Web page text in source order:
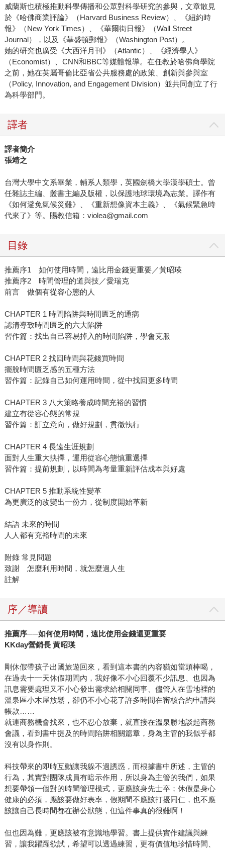
威蘭斯也積極推動科學傳播和公眾對科學研究的參與，文章散見
於《哈佛商業評論》（Harvard Business Review）、《紐約時
報》（New York Times）、《華爾街日報》（Wall Street
Journal），以及《華盛頓郵報》（Washington Post）。
她的研究也廣受《大西洋月刊》（Atlantic）、《經濟學人》
（Economist）、CNN和BBC等媒體報導。在任教於哈佛商學院
之前，她在英屬哥倫比亞省公共服務處的政策、創新與參與室
（Policy, Innovation, and Engagement Division）並共同創立了行
為科學部門。
譯者
譯者簡介
張靖之
台灣大學中文系畢業，輔系人類學，英國劍橋大學漢學碩士。曾
任雜誌主編、叢書主編及版權，以保護地球環境為志業。譯作有
《如何避免氣候災難》、《重新想像資本主義》、《氣候緊急時
代來了》等。賜教信箱：violea@gmail.com
目錄
推薦序1 如何使用時間，遠比用金錢更重要／黃昭瑛
推薦序2 時間管理的道與技／愛瑞克
前言 做個有從容心態的人
CHAPTER 1 時間陷阱與時間匱乏的通病
認清導致時間匱乏的六大陷阱
習作篇：找出自己容易掉入的時間陷阱，學會克服
CHAPTER 2 找回時間與花錢買時間
擺脫時間匱乏感的五種方法
習作篇：記錄自己如何運用時間，從中找回更多時間
CHAPTER 3 八大策略養成時間充裕的習慣
建立有從容心態的常規
習作篇：訂立意向，做好規劃，貫徹執行
CHAPTER 4 長遠生涯規劃
面對人生重大抉擇，運用從容心態慎重選擇
習作篇：提前規劃，以時間為考量重新評估成本與好處
CHAPTER 5 推動系統性變革
為更廣泛的改變出一份力，從制度開始革新
結語 未來的時間
人人都有充裕時間的未來
附錄 常見問題
致謝 怎麼利用時間，就怎麼過人生
註解
序／導讀
推薦序──如何使用時間，遠比使用金錢還更重要
KKday營銷長 黃昭瑛
剛休假帶孩子出國旅遊回來，看到這本書的內容猶如當頭棒喝，
在過去十一天休假期間內，我好像不小心回覆不少訊息、也因為
訊息需要處理又不小心發出需求給相關同事、儘管人在雪地裡的
溫泉區小木屋放鬆，卻仍不小心花了許多時間在審核合約申請與
帳款……
就連商務機會找來，也不忍心放棄，就直接在溫泉勝地談起商務
會議，看到書中提及的時間陷阱相關篇章，身為主管的我似乎都
沒有以身作則。
科技帶來的即時互動讓我躲不過誘惑，而根據書中所述，主管的
行為，其實對團隊成員有暗示作用，所以身為主管的我們，如果
想要帶領一個對的時間管理模式，更應該身先士卒；休假是身心
健康的必須，應該要做好表率，假期間不應該打擾同仁，也不應
該讓自己長時間都在辦公狀態，但這件事真的很難啊！
但也因為難，更應該被有意識地學習。書上提供實作建議與練
習，讓我躍躍欲試，希望可以透過練習，更有價值地珍惜時間、